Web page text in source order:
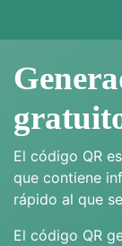
El código QR
que contiene
rápido al que
El código QR